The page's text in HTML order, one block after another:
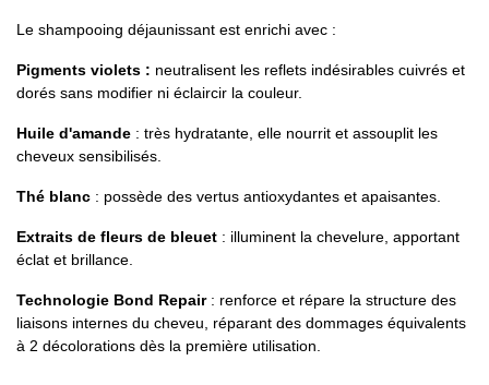
Le shampooing déjaunissant est enrichi avec :
Pigments violets : neutralisent les reflets indésirables cuivrés et
dorés sans modifier ni éclaircir la couleur.
Huile d'amande : très hydratante, elle nourrit et assouplit les
cheveux sensibilisés.
Thé blanc : possède des vertus antioxydantes et apaisantes.
Extraits de fleurs de bleuet : illuminent la chevelure, apportant
éclat et brillance.
Technologie Bond Repair: renforce et répare la structure des
liaisons internes du cheveu, réparant des dommages équivalents
à 2 décolorations dès la première utilisation.